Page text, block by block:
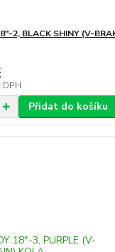
2, BLACK SHINY (V-
DPH
Přidat do košíku